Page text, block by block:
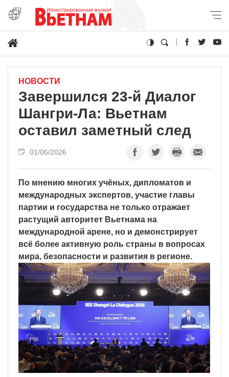
НОВОСТИ
Завершился 23-й Диалог
Шангри-Ла: Вьетнам
оставил заметный след
01/06/2026
По мнению многих учёных, дипломатов и
международных экспертов, участие главы
партии и государства не только отражает
растущий авторитет Вьетнама на
международной арене, но и демонстрирует
всё более активную роль страны в вопросах
мира, безопасности и развития в регионе.